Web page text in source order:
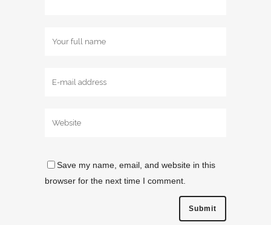
Save my name, email, and website in this
browser for the next time I comment.